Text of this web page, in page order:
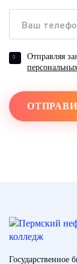
Отправляя
Государственное